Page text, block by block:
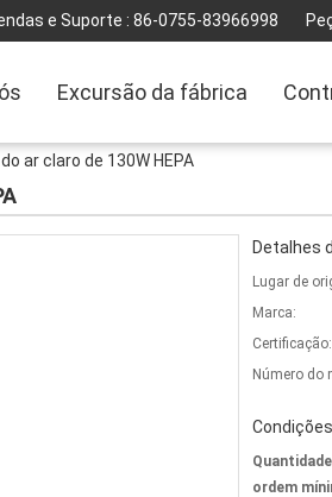
e Suporte : 86-0755-83966998
Excursão da fábrica
ar claro de 130W HEPA
Detalhes
Lugar de
Marca:
Certificação:
Número do
ordem